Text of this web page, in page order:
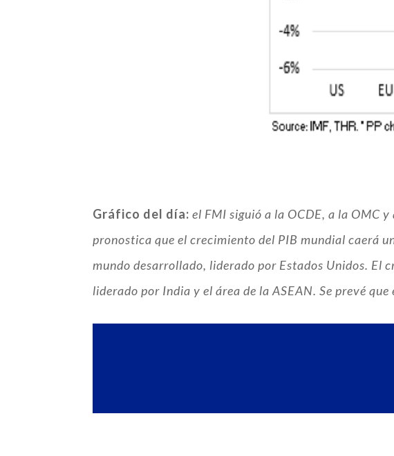
Gráfico del día: el FMI siguió a la OCDE, a la OMC
pronostica que el crecimiento del PIB mundial caerá
mundo desarrollado, liderado por Estados Unidos. El
liderado por India y el área de la ASEAN. Se prevé